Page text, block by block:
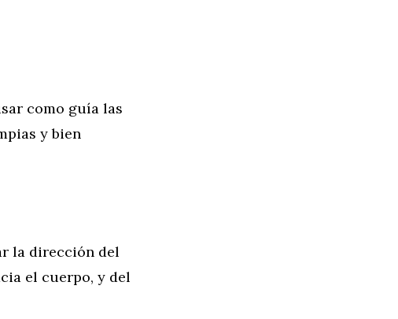
como guía las
y bien
la dirección del
el cuerpo, y del